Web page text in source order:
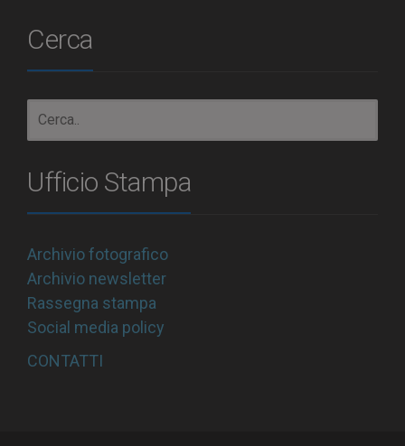
Cerca
Ufficio Stampa
Archivio fotografico
Archivio newsletter
Rassegna stampa
Social media policy
CONTATTI